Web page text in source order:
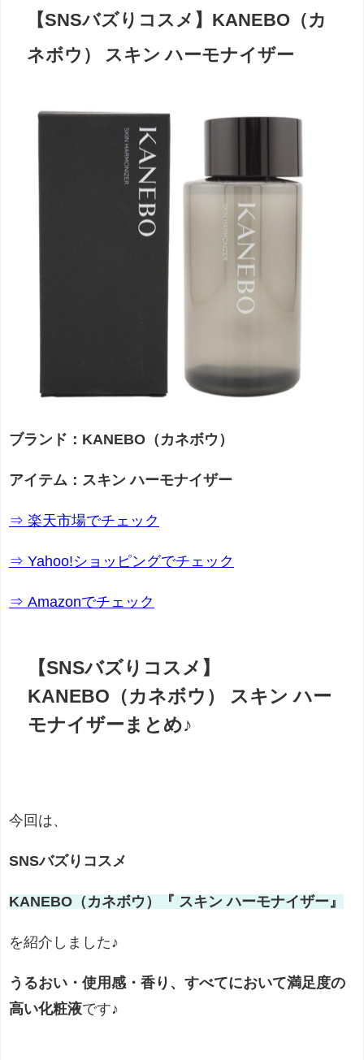
【SNSバズりコスメ】KANEBO（カ
ネボウ） スキン ハーモナイザー
ブランド：KANEBO（カネボウ）
アイテム：スキン ハーモナイザー
⇒ 楽天市場でチェック
⇒ Yahoo!ショッピングでチェック
⇒ Amazonでチェック
【SNSバズりコスメ】
KANEBO（カネボウ） スキン ハー
モナイザーまとめ♪
今回は、
SNSバズりコスメ
KANEBO（カネボウ） 『 スキン ハーモナイザー』
を紹介しました♪
うるおい・使用感・香り、すべてにおいて満足度の
高い化粧液です♪